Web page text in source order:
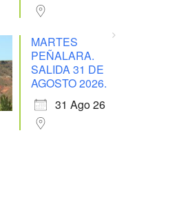
Live
MARTES
PEÑALARA.
SALIDA 31 DE
AGOSTO 2026.
31 Ago 26